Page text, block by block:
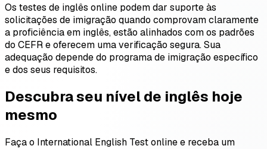
Os testes de inglês online podem dar suporte às
solicitações de imigração quando comprovam claramente
a proficiência em inglês, estão alinhados com os padrões
do CEFR e oferecem uma verificação segura. Sua
adequação depende do programa de imigração específico
e dos seus requisitos.
Descubra seu nível de inglês hoje
mesmo
Faça o International English Test online e receba um